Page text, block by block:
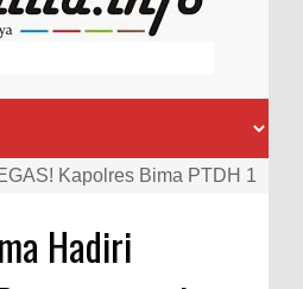
Kapolres Bima PTDH 1
Berprestasi
Hadiri